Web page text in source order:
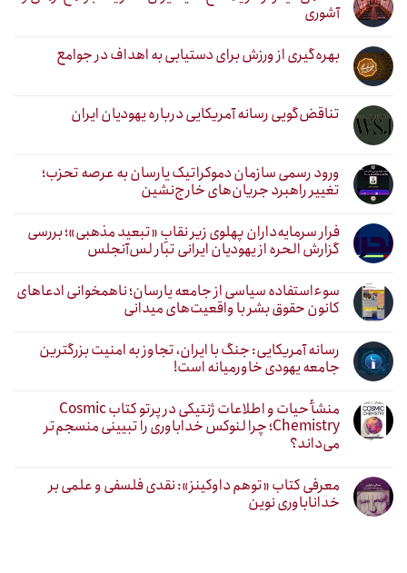
آشوری
بهره‌گیری از ورزش برای دستیابی به اهداف در جوامع
تناقض‌گویی رسانه آمریکایی درباره یهودیان ایران
ورود رسمی سازمان دموکراتیک یارسان به عرصه تحزب؛
تغییر راهبرد جریان‌های خارج‌نشین
فرار سرمایه‌داران پهلوی زیر نقابِ «تبعید مذهبی»؛ بررسی
گزارش الحره از یهودیان ایرانی تبار لس‌آنجلس
سوءاستفاده سیاسی از جامعه یارسان؛ ناهمخوانی ادعاهای
کانون حقوق بشر با واقعیت‌های میدانی
رسانه آمریکایی: جنگ با ایران، تجاوز به امنیت بزرگترین
جامعه یهودی خاورمیانه است!
منشأ حیات و اطلاعات ژنتیکی در پرتو کتاب Cosmic
Chemistry؛ چرا لنوکس خداباوری را تبیینی منسجم‌تر
می‌داند؟
معرفی کتاب «توهم داوکینز»: نقدی فلسفی و علمی بر
خداناباوری نوین